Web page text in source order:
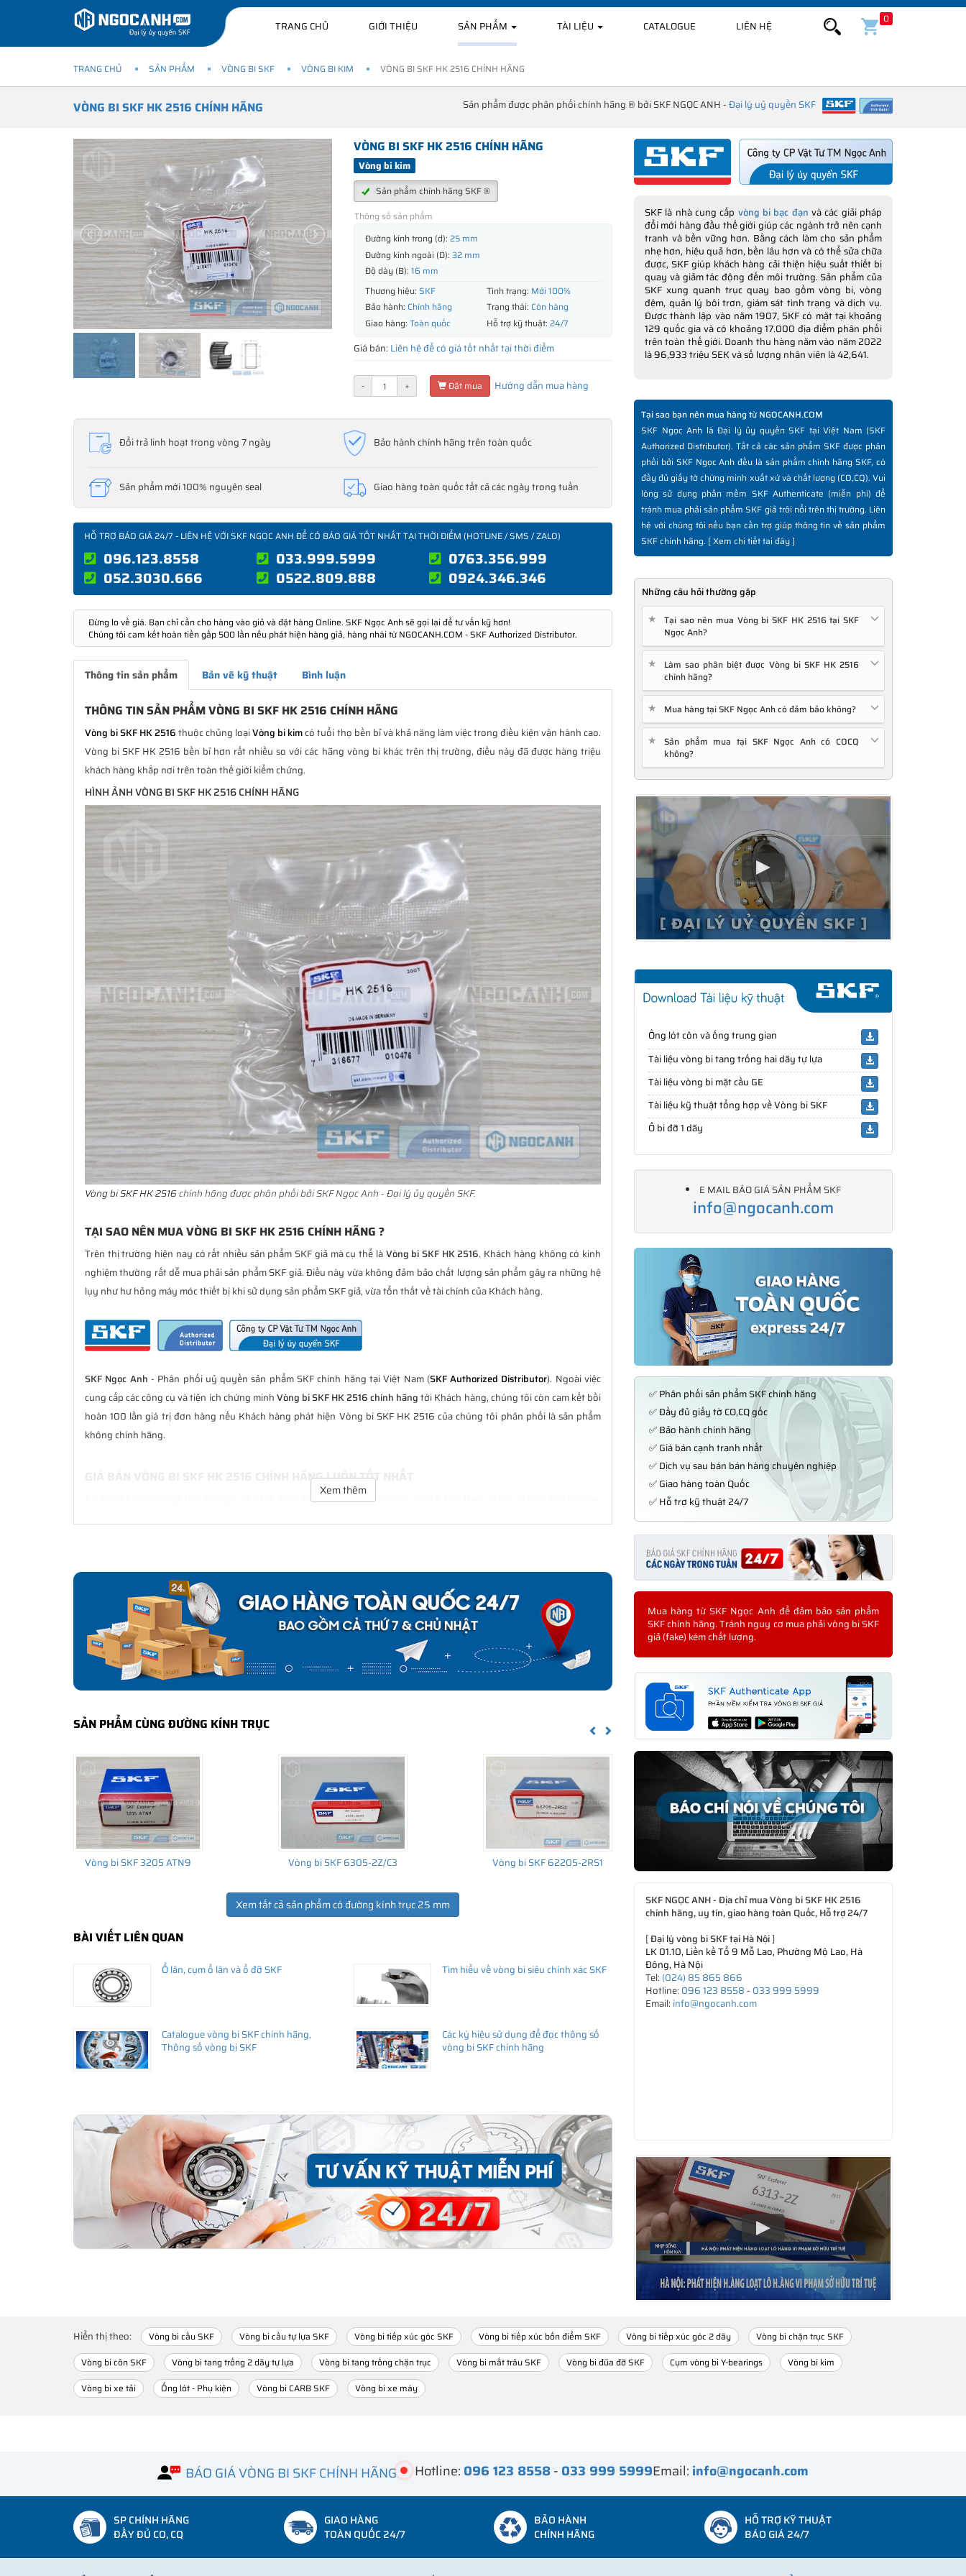
TRANG CHỦ GIỚI THIỆU SẢN PHẨM TÀI LIỆU CATALOGUE LIÊN HỆ
0
TRANG CHỦ SẢN PHẨM VÒNG BI SKF VÒNG BI KIM VÒNG BI SKF HK 2516 CHÍNH HÃNG
VÒNG BI SKF HK 2516 CHÍNH HÃNG Sản phẩm được phân phối chính hãng ® bởi SKF NGỌC ANH -Đại lý uỷ quyền SKF
VÒNG BI SKF HK 2516 CHÍNH HÃNG
Vòng bi kim
Sản phẩm chính hãng SKF ®
Thông số sản phẩm
Đường kính trong (d): 25 mm
Đường kính ngoài (D): 32 mm
Độ dày (B): 16 mm
Thương hiệu: SKF Tình trạng: Mới 100%
Bảo hành: Chính hãng Trạng thái: Còn hàng
Giao hàng: Toàn quốc Hỗ trợ kỹ thuật: 24/7
Giá bán: Liên hệ để có giá tốt nhất tại thời điểm
- + Đặt mua Hướng dẫn mua hàng
Đổi trả linh hoạt trong vòng 7 ngày Bảo hành chính hãng trên toàn quốc
Sản phẩm mới 100% nguyên seal Giao hàng toàn quốc tất cả các ngày trong tuần
HỖ TRỢ BÁO GIÁ 24/7 - LIÊN HỆ VỚI SKF NGỌC ANH ĐỂ CÓ BÁO GIÁ TỐT NHẤT TẠI THỜI ĐIỂM (HOTLINE / SMS / ZALO)
096.123.8558 033.999.5999
0763.356.999
052.3030.666
0522.809.888 0924.346.346
Đừng lo về giá. Bạn chỉ cần cho hàng vào giỏ và đặt hàng Online. SKF Ngọc Anh sẽ gọi lại để tư vấn kỹ hơn!
Chúng tôi cam kết hoàn tiền gấp 500 lần nếu phát hiện hàng giả, hàng nhái từ NGOCANH.COM - SKF Authorized Distributor.
Thông tin sản phẩm Bản vẽ kỹ thuật Bình luận
THÔNG TIN SẢN PHẨM VÒNG BI SKF HK 2516 CHÍNH HÃNG
Vòng bi SKF HK 2516thuộc chủng loạiVòng bi kimcó tuổi thọ bền bỉ và khả năng làm việc trong điều kiện vận hành cao.
Vòng bi SKF HK 2516 bền bỉ hơn rất nhiều so với các hãng vòng bi khác trên thị trường, điều này đã được hàng triệu
khách hàng khắp nơi trên toàn thế giới kiểm chứng.
HÌNH ẢNH VÒNG BI SKF HK 2516 CHÍNH HÃNG
Vòng bi SKF HK 2516chính hãng được phân phối bởi SKF Ngọc Anh - Đại lý ủy quyền SKF.
TẠI SAO NÊN MUA VÒNG BI SKF HK 2516 CHÍNH HÃNG ?
Trên thị trường hiện nay có rất nhiều sản phẩm SKF giả mà cụ thể làVòng bi SKF HK 2516. Khách hàng không có kinh
nghiệm thường rất dễ mua phải sản phẩm SKF giả. Điều này vừa không đảm bảo chất lượng sản phẩm gây ra những hệ
lụy như hư hỏng máy móc thiết bị khi sử dụng sản phẩm SKF giả, vừa tổn thất về tài chính của Khách hàng.
SKF Ngọc Anh - Phân phối uỷ quyền sản phẩm SKF chính hãng tại Việt Nam (SKF Authorized Distributor). Ngoài việc
cung cấp các công cụ và tiện ích chứng minhVòng bi SKF HK 2516 chính hãngtới Khách hàng, chúng tôi còn cam kết bồi
hoàn 100 lần giá trị đơn hàng nếu Khách hàng phát hiện Vòng bi SKF HK 2516 của chúng tôi phân phối là sản phẩm
không chính hãng.
GIÁ BÁN VÒNG BI SKF HK 2516 CHÍNH HÃNG LUÔN TỐT NHẤT
giá bán Vòng bi SKF HK 2516 luôn là tốt nhất với nhiều ưu đãi kèm theo và các dịch vụ hẫu mãi sau
CHẾ ĐỘ BẢO HÀNH VÒNG BI SKF HK 2516 CHÍNH HÃNG
Tất cả các sản phẩm SKF chính hãng doSKF Ngọc Anhphân phối đều được bảo hành chính hãng theo đúng tiêu chuẩn
bảo hành của nhà sản xuất.
CÁCH NHẬN BIẾT VÀ PHÂN BIỆT VÒNG BI SKF HK 2516 CHÍNH HÃNG
Mua hàng tại các đại lý ủy quyền của SKF để yên tâm về nguồn gốc của sản phẩm. Ngoài ra bạn cũng có thể tự kiểm tra
✅ Những cách phân biệt vòng bi SKF giả bằng mắt thường
✅Cảnh báo của chuyên gia SKF về vòng bi SKF giả
THÔNG TIN HỮU ÍCH
Vòng bi SKF chính hãng, Những lưu ý cơ bản trước khi mua hàng
Xuất xứ vòng bi SKF chính hãng ở đâu?
Chất lượng vòng bi SKF chính hãng
Xem thêm
SẢN PHẨM CÙNG ĐƯỜNG KÍNH TRỤC Previous
Vòng bi SKF 3205 ATN9 Vòng bi SKF 6305-2Z/C3 Vòng bi SKF 62205-2RS1
Xem tất cả sản phẩm có đường kính trục 25 mm
BÀI VIẾT LIÊN QUAN
Ổ lăn, cụm ổ lăn và ổ đỡ SKF Tìm hiểu về vòng bi siêu chính xác SKF
Catalogue vòng bi SKF chính hãng,
Thông số vòng bi SKF
Các ký hiệu sử dụng để đọc thông số
vòng bi SKF chính hãng
SKF là nhà cung cấp vòng bi bạc đạn và các giải pháp
đổi mới hàng đầu thế giới giúp các ngành trở nên cạnh
tranh và bền vững hơn. Bằng cách làm cho sản phẩm
nhẹ hơn, hiệu quả hơn, bền lâu hơn và có thể sửa chữa
được, SKF giúp khách hàng cải thiện hiệu suất thiết bị
quay và giảm tác động đến môi trường. Sản phẩm của
SKF xung quanh trục quay bao gồm vòng bi, vòng
đệm, quản lý bôi trơn, giám sát tình trạng và dịch vụ.
Được thành lập vào năm 1907, SKF có mặt tại khoảng
129 quốc gia và có khoảng 17.000 địa điểm phân phối
trên toàn thế giới. Doanh thu hàng năm vào năm 2022
là 96,933 triệu SEK và số lượng nhân viên là 42,641.
Tại sao bạn nên mua hàng từ NGOCANH.COM
SKF Ngọc Anh là Đại lý ủy quyền SKF tại Việt Nam (SKF
Authorized Distributor). Tất cả các sản phẩm SKF được phân
phối bởi SKF Ngọc Anh đều là sản phẩm chính hãng SKF, có
đầy đủ giấy tờ chứng minh xuất xứ và chất lượng (CO,CQ). Vui
lòng sử dụng phần mềm SKF Authenticate (miễn phí) để
tránh mua phải sản phẩm SKF giả trôi nổi trên thị trường. Liên
hệ với chúng tôi nếu bạn cần trợ giúp thông tin về sản phẩm
SKF chính hãng. [Xem chi tiết tại đây]
Những câu hỏi thường gặp
★
Tại sao nên mua Vòng bi SKF HK 2516 tại SKF
Ngọc Anh?
★
Làm sao phân biệt được Vòng bi SKF HK 2516
chính hãng?
★ Mua hàng tại SKF Ngọc Anh có đảm bảo không?
★
Sản phẩm mua tại SKF Ngọc Anh có COCQ
không?
Ống lót côn và ống trung gian
Tài liệu vòng bi tang trống hai dãy tự lựa
Tài liệu vòng bi mặt cầu GE
Tài liệu kỹ thuật tổng hợp về Vòng bi SKF
Ổ bi đỡ 1 dãy
E MAIL BÁO GIÁ SẢN PHẨM SKF
info@ngocanh.com
✅ Phân phối sản phẩm SKF chính hãng
✅ Đầy đủ giấy tờ CO,CQ gốc
✅ Bảo hành chính hãng
✅ Giá bán cạnh tranh nhất
✅ Dịch vụ sau bán bán hàng chuyên nghiệp
✅ Giao hàng toàn Quốc
✅ Hỗ trợ kỹ thuật 24/7
Mua hàng từ SKF Ngọc Anh để đảm bảo sản phẩm
SKF chính hãng. Tránh nguy cơ mua phải vòng bi SKF
giả (fake) kém chất lượng.
SKF NGỌC ANH - Địa chỉ mua Vòng bi SKF HK 2516
chính hãng, uy tín, giao hàng toàn Quốc, Hỗ trợ 24/7
[Đại lý vòng bi SKF tại Hà Nội]
LK 01.10, Liền kề Tổ 9 Mỗ Lao, Phường Mộ Lao, Hà
Đông, Hà Nội
Tel: (024) 85 865 866
Hotline: 096 123 8558- 033 999 5999
Email: info@ngocanh.com
Hiển thị theo: Vòng bi cầu SKF Vòng bi cầu tự lựa SKF Vòng bi tiếp xúc góc SKF Vòng bi tiếp xúc bốn điểm SKF Vòng bi tiếp xúc góc 2 dãy
Vòng bi chặn trục SKF
Vòng bi côn SKF
Vòng bi tang trống 2 dãy tự lựa Vòng bi tang trống chặn trục Vòng bi mắt trâu SKF Vòng bi đũa đỡ SKF Cụm vòng bi Y-bearings
Vòng bi kim
Vòng bi xe tải
Ống lót - Phụ kiện Vòng bi CARB SKF Vòng bi xe máy
BÁO GIÁ VÒNG BI SKF CHÍNH HÃNG Hotline: 096 123 8558- 033 999 5999Email: info@ngocanh.com
SP CHÍNH HÃNG
ĐẦY ĐỦ CO, CQ
GIAO HÀNG
TOÀN QUỐC 24/7
BẢO HÀNH
CHÍNH HÃNG
HỖ TRỢ KỸ THUẬT
BÁO GIÁ 24/7